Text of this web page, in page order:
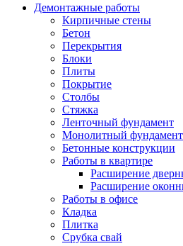
Демонтажные работы
Кирпичные стены
Бетон
Перекрытия
Блоки
Плиты
Покрытие
Столбы
Стяжка
Ленточный фундамент
Монолитный фундамент
Бетонные конструкции
Работы в квартире
Расширение
Расширение
Работы в офисе
Кладка
Плитка
Срубка свай